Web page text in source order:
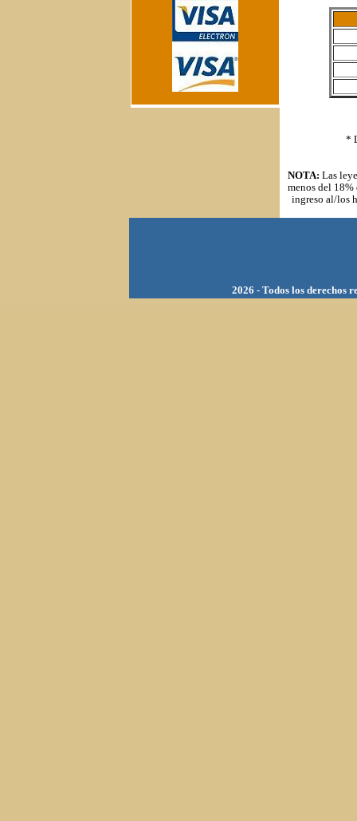
*
NOTA: Las
menos del 18%
ingreso al/los
2026 - Todos los derechos